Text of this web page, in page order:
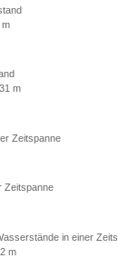
m
m
Zeitspanne
Zeitspanne
in einer
m